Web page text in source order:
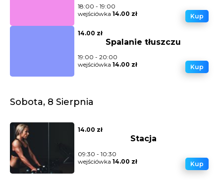
18:00 - 19:00
wejściówka 14.00 zł Kup
14.00 zł
Spalanie tłuszczu
19:00 - 20:00
wejściówka 14.00 zł Kup
Sobota, 8 Sierpnia
14.00 zł
Stacja
09:30 - 10:30
wejściówka 14.00 zł Kup